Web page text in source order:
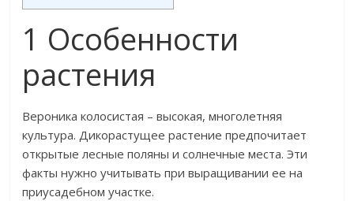
1 Особенности
растения
Вероника колосистая – высокая, многолетняя
культура. Дикорастущее растение предпочитает
открытые лесные поляны и солнечные места. Эти
факты нужно учитывать при выращивании ее на
приусадебном участке.